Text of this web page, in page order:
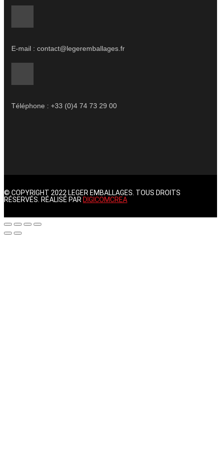
E-mail : contact@legeremballages.fr
Téléphone : +33 (0)4 74 73 29 00
© COPYRIGHT 2022 LEGER EMBALLAGES. TOUS DROITS
RÉSERVÉS. RÉALISÉ PAR DIGICOMCREA